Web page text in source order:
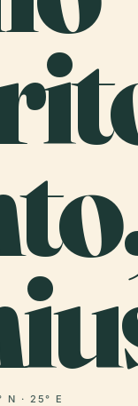
N · 25° E